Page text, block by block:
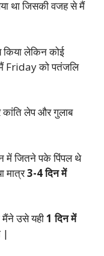
था जिसकी वजह से मैं
किया लेकिन कोई
Friday को पतंजलि
लेप और गुलाब
में जितने पके पिंपल थे
मात्र3-4 दिन में
मैंने उसे यही1 दिन में
|